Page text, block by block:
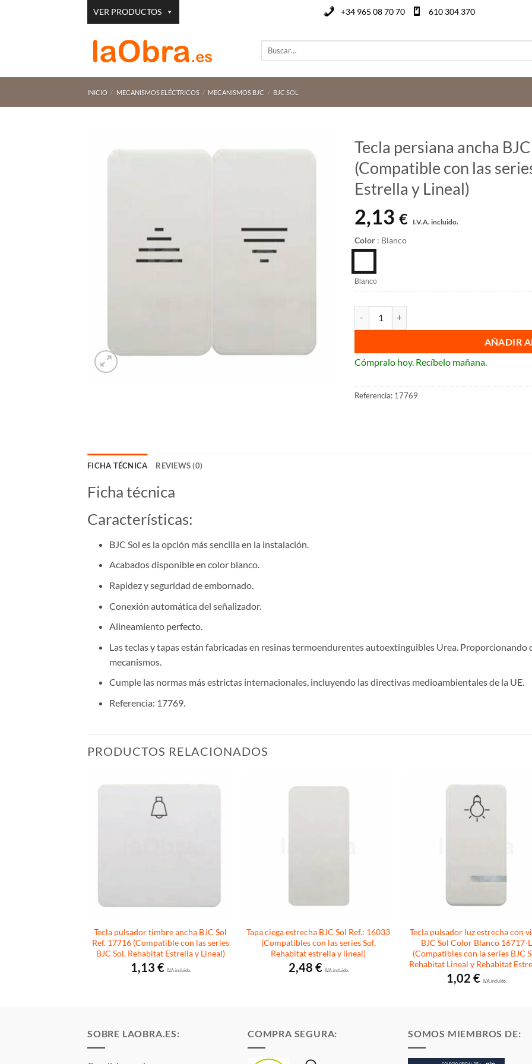
VER PRODUCTOS +34 965 08 70 70 610 304 370
Buscar
INICIO / MECANISMOS ELÉCTRICOS / MECANISMOS BJC / BJC SOL
Tecla persiana ancha
(Compatible con las
Estrella y Lineal)
2,13 € I.V.A. incluido.
Color : Blanco
Blanco
AÑADIR
Cómpralo hoy. Recíbelo mañana.
Referencia: 17769
FICHA TÉCNICA REVIEWS (0)
Ficha técnica
Características:
BJC Sol es la opción más sencilla en la instalación.
Acabados disponible en color blanco.
Rapidez y seguridad de embornado.
Conexión automática del señalizador.
Alineamiento perfecto.
Las teclas y tapas están fabricadas en resinas termoendurentes autoextinguibles Urea.
mecanismos.
Cumple las normas más estrictas internacionales, incluyendo las directivas medioambientales de la UE.
Referencia: 17769.
PRODUCTOS RELACIONADOS
Tecla pulsador timbre ancha BJC Sol
Ref. 17716 (Compatible con las series
BJC Sol, Rehabitat Estrella y Lineal)
1,13 €I.V.A. incluido.
Tapa ciega estrecha BJC Sol Ref.: 16033
(Compatibles con las series Sol,
Rehabitat estrella y lineal)
2,48 €I.V.A. incluido.
Tecla pulsador luz estrecha con
BJC Sol Color Blanco 16717-L
(Compatibles con la series BJC
Rehabitat Lineal y Rehabitat
1,02€ I.V.A. incluido.
SOBRE LAOBRA.ES: COMPRA SEGURA: SOMOS MIEMBROS DE: